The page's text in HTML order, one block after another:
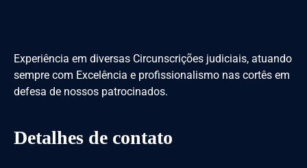
Experiência em diversas Circunscrições judiciais, atuando
sempre com Excelência e profissionalismo nas cortês em
defesa de nossos patrocinados.
Detalhes de contato